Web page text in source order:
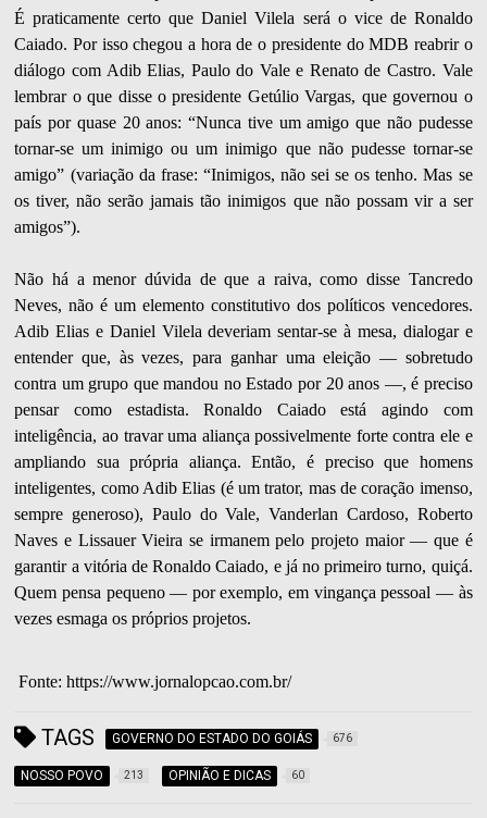
É praticamente certo que Daniel Vilela será o vice de Ronaldo
Caiado. Por isso chegou a hora de o presidente do MDB reabrir o
diálogo com Adib Elias, Paulo do Vale e Renato de Castro. Vale
lembrar o que disse o presidente Getúlio Vargas, que governou o
país por quase 20 anos: “Nunca tive um amigo que não pudesse
tornar-se um inimigo ou um inimigo que não pudesse tornar-se
amigo” (variação da frase: “Inimigos, não sei se os tenho. Mas se
os tiver, não serão jamais tão inimigos que não possam vir a ser
amigos”).
Não há a menor dúvida de que a raiva, como disse Tancredo
Neves, não é um elemento constitutivo dos políticos vencedores.
Adib Elias e Daniel Vilela deveriam sentar-se à mesa, dialogar e
entender que, às vezes, para ganhar uma eleição — sobretudo
contra um grupo que mandou no Estado por 20 anos —, é preciso
pensar como estadista. Ronaldo Caiado está agindo com
inteligência, ao travar uma aliança possivelmente forte contra ele e
ampliando sua própria aliança. Então, é preciso que homens
inteligentes, como Adib Elias (é um trator, mas de coração imenso,
sempre generoso), Paulo do Vale, Vanderlan Cardoso, Roberto
Naves e Lissauer Vieira se irmanem pelo projeto maior — que é
garantir a vitória de Ronaldo Caiado, e já no primeiro turno, quiçá.
Quem pensa pequeno — por exemplo, em vingança pessoal — às
vezes esmaga os próprios projetos.
Fonte: https://www.jornalopcao.com.br/
TAGS GOVERNO DO ESTADO DO GOIÁS 676
NOSSO POVO 213 OPINIÃO E DICAS 60